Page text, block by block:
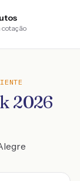
cotação
2026